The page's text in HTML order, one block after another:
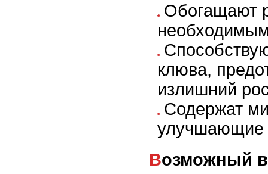
Обогащают
клюва,
излишний
Содержат
улучшающие
Возможный